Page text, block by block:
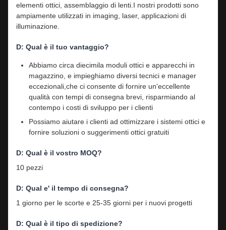
elementi ottici, assemblaggio di lenti.I nostri prodotti sono
ampiamente utilizzati in imaging, laser, applicazioni di
illuminazione.
D: Qual è il tuo vantaggio?
Abbiamo circa diecimila moduli ottici e apparecchi in
magazzino, e impieghiamo diversi tecnici e manager
eccezionali,che ci consente di fornire un'eccellente
qualità con tempi di consegna brevi, risparmiando al
contempo i costi di sviluppo per i clienti
Possiamo aiutare i clienti ad ottimizzare i sistemi ottici e
fornire soluzioni o suggerimenti ottici gratuiti
D: Qual è il vostro MOQ?
10 pezzi
D: Qual e' il tempo di consegna?
1 giorno per le scorte e 25-35 giorni per i nuovi progetti
D: Qual è il tipo di spedizione?